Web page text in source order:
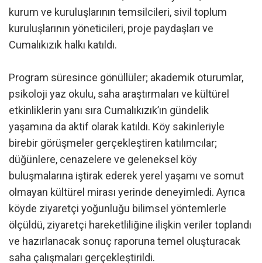
kurum ve kuruluşlarının temsilcileri, sivil toplum
kuruluşlarının yöneticileri, proje paydaşları ve
Cumalıkızık halkı katıldı.
Program süresince gönüllüler; akademik oturumlar,
psikoloji yaz okulu, saha araştırmaları ve kültürel
etkinliklerin yanı sıra Cumalıkızık’ın gündelik
yaşamına da aktif olarak katıldı. Köy sakinleriyle
birebir görüşmeler gerçekleştiren katılımcılar;
düğünlere, cenazelere ve geleneksel köy
buluşmalarına iştirak ederek yerel yaşamı ve somut
olmayan kültürel mirası yerinde deneyimledi. Ayrıca
köyde ziyaretçi yoğunluğu bilimsel yöntemlerle
ölçüldü, ziyaretçi hareketliliğine ilişkin veriler toplandı
ve hazırlanacak sonuç raporuna temel oluşturacak
saha çalışmaları gerçekleştirildi.